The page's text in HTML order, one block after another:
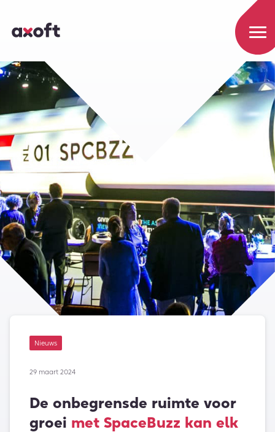
Nieuws
29 maart 2024
De onbegrensde ruimte voor
groei met SpaceBuzz kan elk